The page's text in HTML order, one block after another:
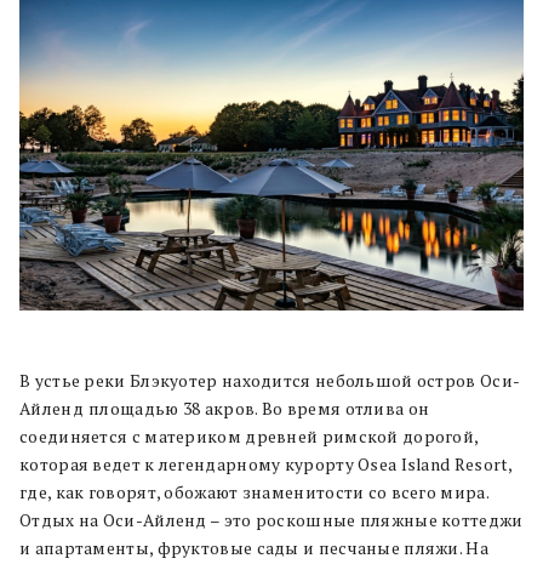
В устье реки Блэкуотер находится небольшой остров Оси-
Айленд площадью 38 акров. Во время отлива он
соединяется с материком древней римской дорогой,
которая ведет к легендарному курорту Osea Island Resort,
где, как говорят, обожают знаменитости со всего мира.
Отдых на Оси-Айленд – это роскошные пляжные коттеджи
и апартаменты, фруктовые сады и песчаные пляжи. На